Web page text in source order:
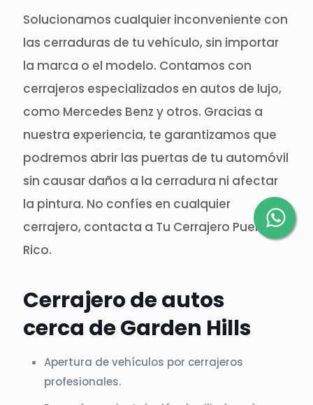
Solucionamos cualquier inconveniente con
las cerraduras de tu vehículo, sin importar
la marca o el modelo. Contamos con
cerrajeros especializados en autos de lujo,
como Mercedes Benz y otros. Gracias a
nuestra experiencia, te garantizamos que
podremos abrir las puertas de tu automóvil
sin causar daños a la cerradura ni afectar
la pintura. No confíes en cualquier
cerrajero, contacta a Tu Cerrajero Puerto
Rico.
Cerrajero de autos
cerca de Garden Hills
Apertura de vehículos por cerrajeros
profesionales.